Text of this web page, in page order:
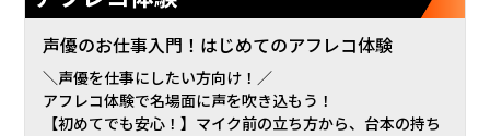
声優のお仕事入門！はじめてのアフレコ体験
＼声優を仕事にしたい方向け！／
アフレコ体験で名場面に声を吹き込もう！
【初めてでも安心！】マイク前の立ち方から、台本の持ち